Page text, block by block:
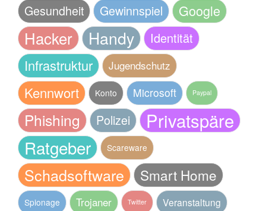
Gesundheit Gewinnspiel Google
Hacker Handy Identität
Infrastruktur Jugendschutz
Kennwort Konto Microsoft Paypal
Phishing Polizei Privatspäre
Ratgeber Scareware
Schadsoftware Smart Home
Spionage Trojaner Twitter Veranstaltung